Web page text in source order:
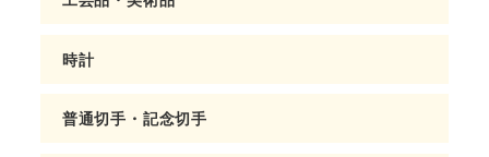
時計
普通切手・記念切手